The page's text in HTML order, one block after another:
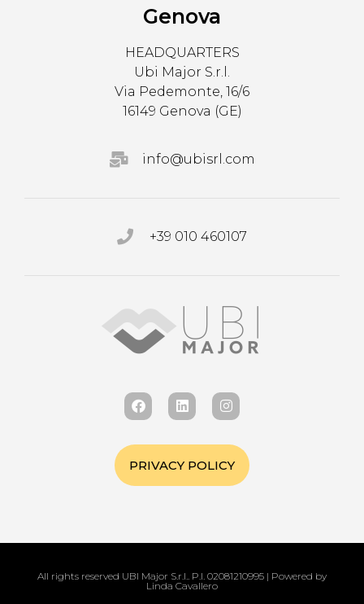
Genova
HEADQUARTERS
Ubi Major S.r.l.
Via Pedemonte, 16/6
16149 Genova (GE)
info@ubisrl.com
+39 010 460107
PRIVACY POLICY
All rights reserved UBI Major S.r.l.. P.I. 02081210995 | Powered by
Linda Cavallero